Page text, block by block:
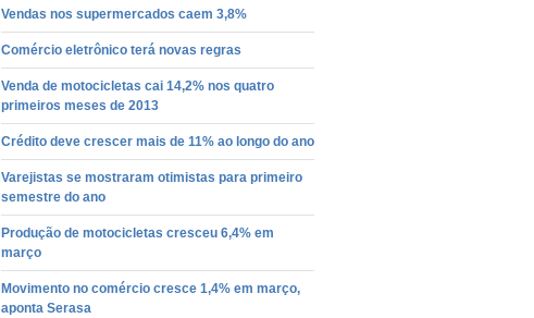
Vendas nos supermercados caem 3,8%
Comércio eletrônico terá novas regras
Venda de motocicletas cai 14,2% nos quatro
primeiros meses de 2013
Crédito deve crescer mais de 11% ao longo do ano
Varejistas se mostraram otimistas para primeiro
semestre do ano
Produção de motocicletas cresceu 6,4% em
março
Movimento no comércio cresce 1,4% em março,
aponta Serasa